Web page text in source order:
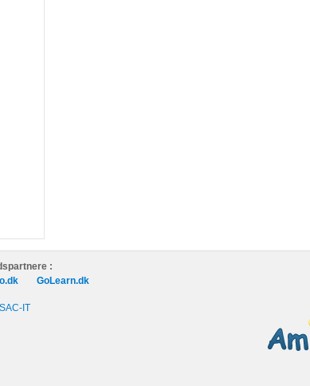
:
GoLearn.dk
IT